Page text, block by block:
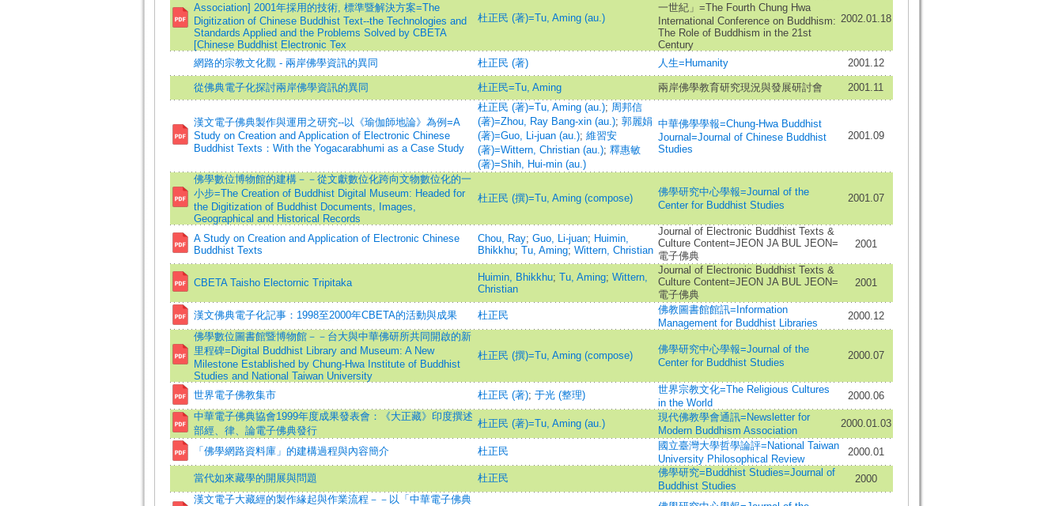
Association] 2001年採用的技術, 標準暨解決方案=The
Digitization of Chinese Buddhist Text--the Technologies and
Standards Applied and the Problems Solved by CBETA
[Chinese Buddhist Electronic Tex
杜正民 (著)=Tu, Aming (au.)
一世紀」=The Fourth Chung Hwa
International Conference on Buddhism:
The Role of Buddhism in the 21st
Century
2002.01.18
網路的宗教文化觀 - 兩岸佛學資訊的異同 杜正民 (著) 人生=Humanity 2001.12
從佛典電子化探討兩岸佛學資訊的異同 杜正民=Tu, Aming 兩岸佛學教育研究現況與發展研討會 2001.11
漢文電子佛典製作與運用之研究--以《瑜伽師地論》為例=A
Study on Creation and Application of Electronic Chinese
Buddhist Texts：With the Yogacarabhumi as a Case Study
杜正民 (著)=Tu, Aming (au.); 周邦信
(著)=Zhou, Ray Bang-xin (au.); 郭麗娟
(著)=Guo, Li-juan (au.); 維習安
(著)=Wittern, Christian (au.); 釋惠敏
(著)=Shih, Hui-min (au.)
中華佛學學報=Chung-Hwa Buddhist
Journal=Journal of Chinese Buddhist
Studies
2001.09
佛學數位博物館的建構－－從文獻數位化跨向文物數位化的一
小步=The Creation of Buddhist Digital Museum: Headed for
the Digitization of Buddhist Documents, Images,
Geographical and Historical Records
杜正民 (撰)=Tu, Aming (compose)
佛學研究中心學報=Journal of the
Center for Buddhist Studies
2001.07
A Study on Creation and Application of Electronic Chinese
Buddhist Texts
Chou, Ray; Guo, Li-juan; Huimin,
Bhikkhu; Tu, Aming; Wittern, Christian
Journal of Electronic Buddhist Texts &
Culture Content=JEON JA BUL JEON=
電子佛典
2001
CBETA Taisho Electornic Tripitaka Huimin, Bhikkhu; Tu, Aming; Wittern,
Christian
Journal of Electronic Buddhist Texts &
Culture Content=JEON JA BUL JEON=
電子佛典
2001
漢文佛典電子化記事：1998至2000年CBETA的活動與成果 杜正民
佛教圖書館館訊=Information
Management for Buddhist Libraries
2000.12
佛學數位圖書館暨博物館－－台大與中華佛研所共同開啟的新
里程碑=Digital Buddhist Library and Museum: A New
Milestone Established by Chung-Hwa Institute of Buddhist
Studies and National Taiwan University
杜正民 (撰)=Tu, Aming (compose)
佛學研究中心學報=Journal of the
Center for Buddhist Studies
2000.07
世界電子佛教集市 杜正民 (著); 于光 (整理)
世界宗教文化=The Religious Cultures
in the World
2000.06
中華電子佛典協會1999年度成果發表會：《大正藏》印度撰述
部經、律、論電子佛典發行
杜正民 (著)=Tu, Aming (au.)
現代佛教學會通訊=Newsletter for
Modern Buddhism Association
2000.01.03
「佛學網路資料庫」的建構過程與內容簡介 杜正民
國立臺灣大學哲學論評=National Taiwan
University Philosophical Review
2000.01
當代如來藏學的開展與問題 杜正民
佛學研究=Buddhist Studies=Journal of
Buddhist Studies
2000
漢文電子大藏經的製作緣起與作業流程－－以「中華電子佛典